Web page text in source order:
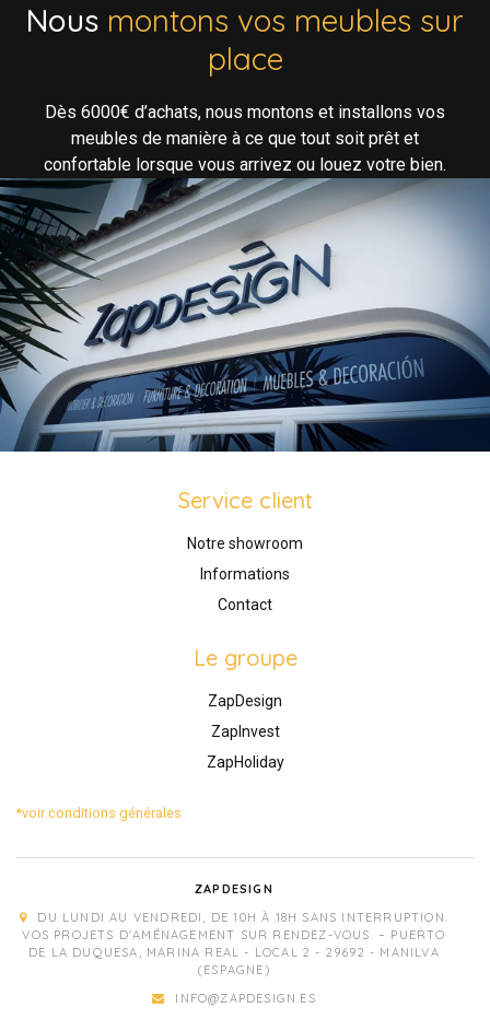
Nous montons vos meubles sur
place
Dès 6000€ d’achats, nous montons et installons vos
meubles de manière à ce que tout soit prêt et
confortable lorsque vous arrivez ou louez votre bien.
Service client
Notre showroom
Informations
Contact
Le groupe
ZapDesign
ZapInvest
ZapHoliday
*voir conditions générales
ZAPDESIGN
DU LUNDI AU VENDREDI, DE 10H À 18H SANS INTERRUPTION.
VOS PROJETS D'AMÉNAGEMENT SUR RENDEZ-VOUS. – PUERTO
DE LA DUQUESA, MARINA REAL - LOCAL 2 - 29692 - MANILVA
(ESPAGNE)
INFO@ZAPDESIGN.ES